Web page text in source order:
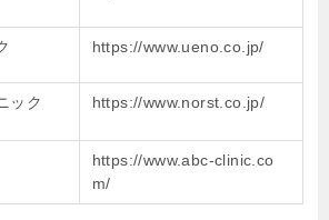
https://www.ueno.co.jp/
ック https://www.norst.co.jp/
https://www.abc-clinic.co
m/